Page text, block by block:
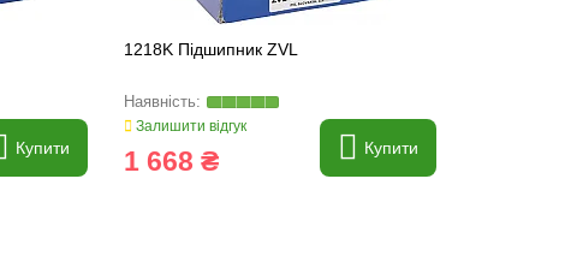
Купити
1218K Підшипник ZVL
Залишити відгук
1 668 ₴ Купити